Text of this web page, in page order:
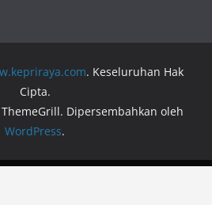
. Keseluruhan Hak
Cipta.
Dipersembahkan oleh
WordPress.